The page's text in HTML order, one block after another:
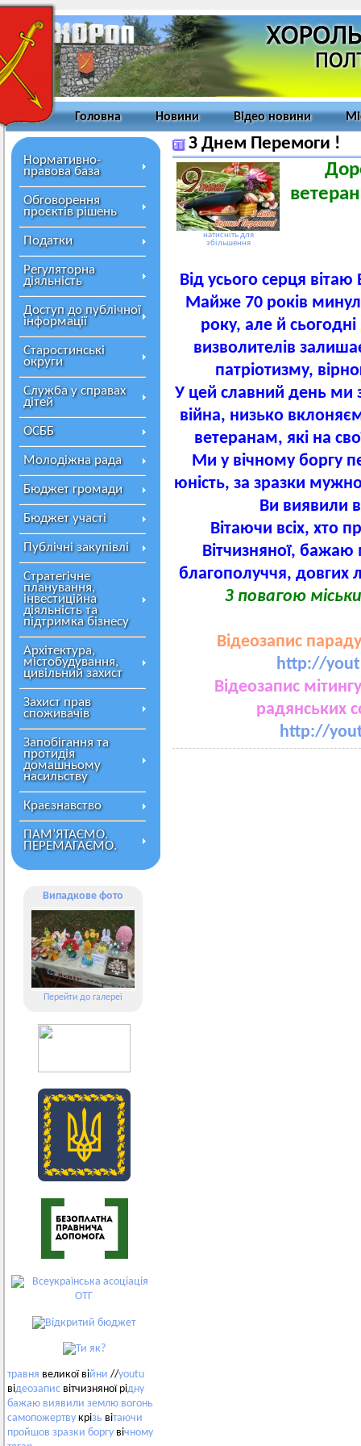
Головна Новини Відео новини
Нормативно-
правова база
Обговорення
проєктів рішень
Податки
Регуляторна
діяльність
Доступ до публічної
інформації
Старостинські
округи
Служба у справах
дітей
ОСББ
Молодіжна рада
Бюджет громади
Бюджет участі
Публічні закупівлі
Стратегічне
планування,
інвестиційна
діяльність та
підтримка бізнесу
Архітектура,
містобудування,
цивільний захист
Захист прав
споживачів
Запобігання та
протидія
домашньому
насильству
Краєзнавство
ПАМ’ЯТАЄМО.
ПЕРЕМАГАЄМО.
Випадкове фото
Перейти до галереї
травня великої війни //youtu
відеозапис вітчизняної рідну
бажаю виявили землю вогонь
самопожертву крізь вітаючи
пройшов зразки боргу вічному
З Днем Перемоги !
натисніть для
збільшення
Від усього серця
Майже 70 років
року, але й
визволителів
патріотизму,
У цей славний день ми
війна, низько
ветеранам, які на
Ми у вічному боргу
юність, за зразки
Ви виявили
Вітаючи всіх, хто
Вітчизняної,
благополуччя, довгих
З повагою
Відеозапис
http://
Відеозапис
радянських
http://